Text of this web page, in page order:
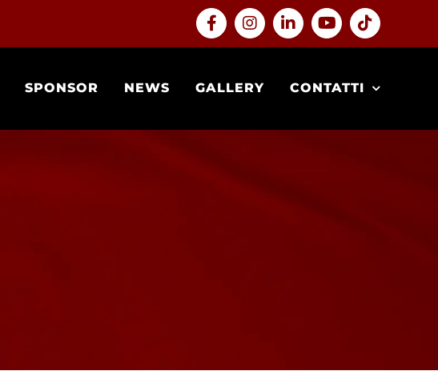
FacebookInstagramLinkedInYouTubeTiktok
SPONSOR NEWS GALLERY CONTATTI